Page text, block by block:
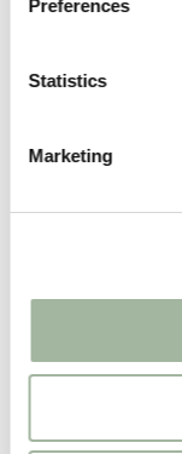
Preferences
Statistics
Marketing
€85,00